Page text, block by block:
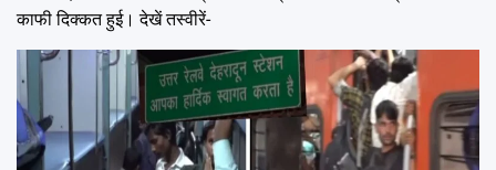
काफी दिक्कत हुई। देखें तस्वीरें-